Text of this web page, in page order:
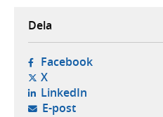
Dela
Facebook- öppnas i
X- öppnas i ny flik,
LinkedIn- öppnas i ny
E-post- öppnar din e-